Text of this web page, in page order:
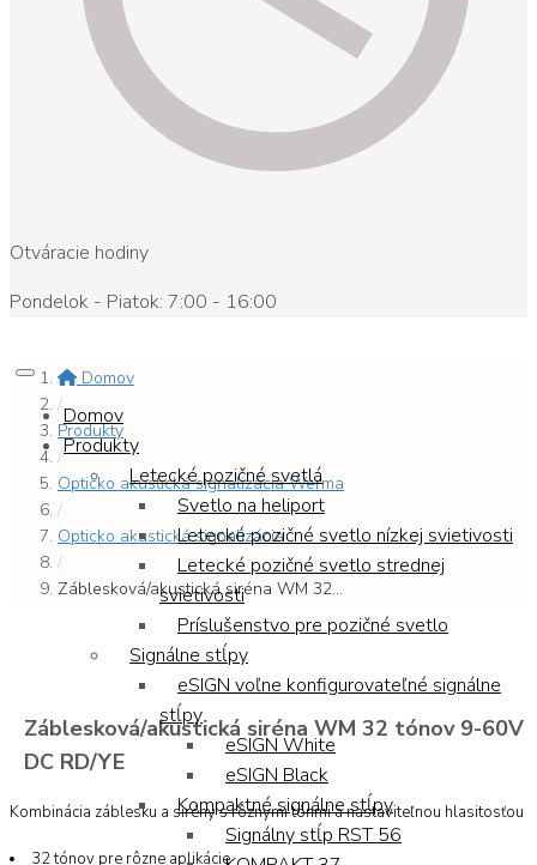
Otváracie hodiny
Pondelok - Piatok: 7:00 - 16:00
Domov
Produkty
Letecké pozičné svetlá
Svetlo na heliport
Letecké pozičné svetlo nízkej svietivosti
Letecké pozičné svetlo strednej
svietivosti
Príslušenstvo pre pozičné svetlo
Signálne stĺpy
eSIGN voľne konfigurovateľné signálne
stĺpy
eSIGN White
eSIGN Black
Kompaktné signálne stĺpy
Signálny stĺp RST 56
Domov
/
Produkty
/
Opticko akustická signalizácia Werma
/
Opticko akustická signalizácia
/
Záblesková/akustická siréna WM 32...
Záblesková/akustická siréna WM 32 tónov 9-60V
DC RD/YE
Kombinácia záblesku a sirény s rôznymi tónmi a nastaviteľnou hlasitosťou
32 tónov pre rôzne aplikácie